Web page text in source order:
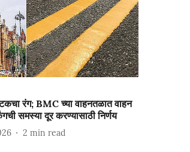
रंग; BMC च्या वाहनतळात वाहन
समस्या दूर करण्यासाठी निर्णय
2 min read